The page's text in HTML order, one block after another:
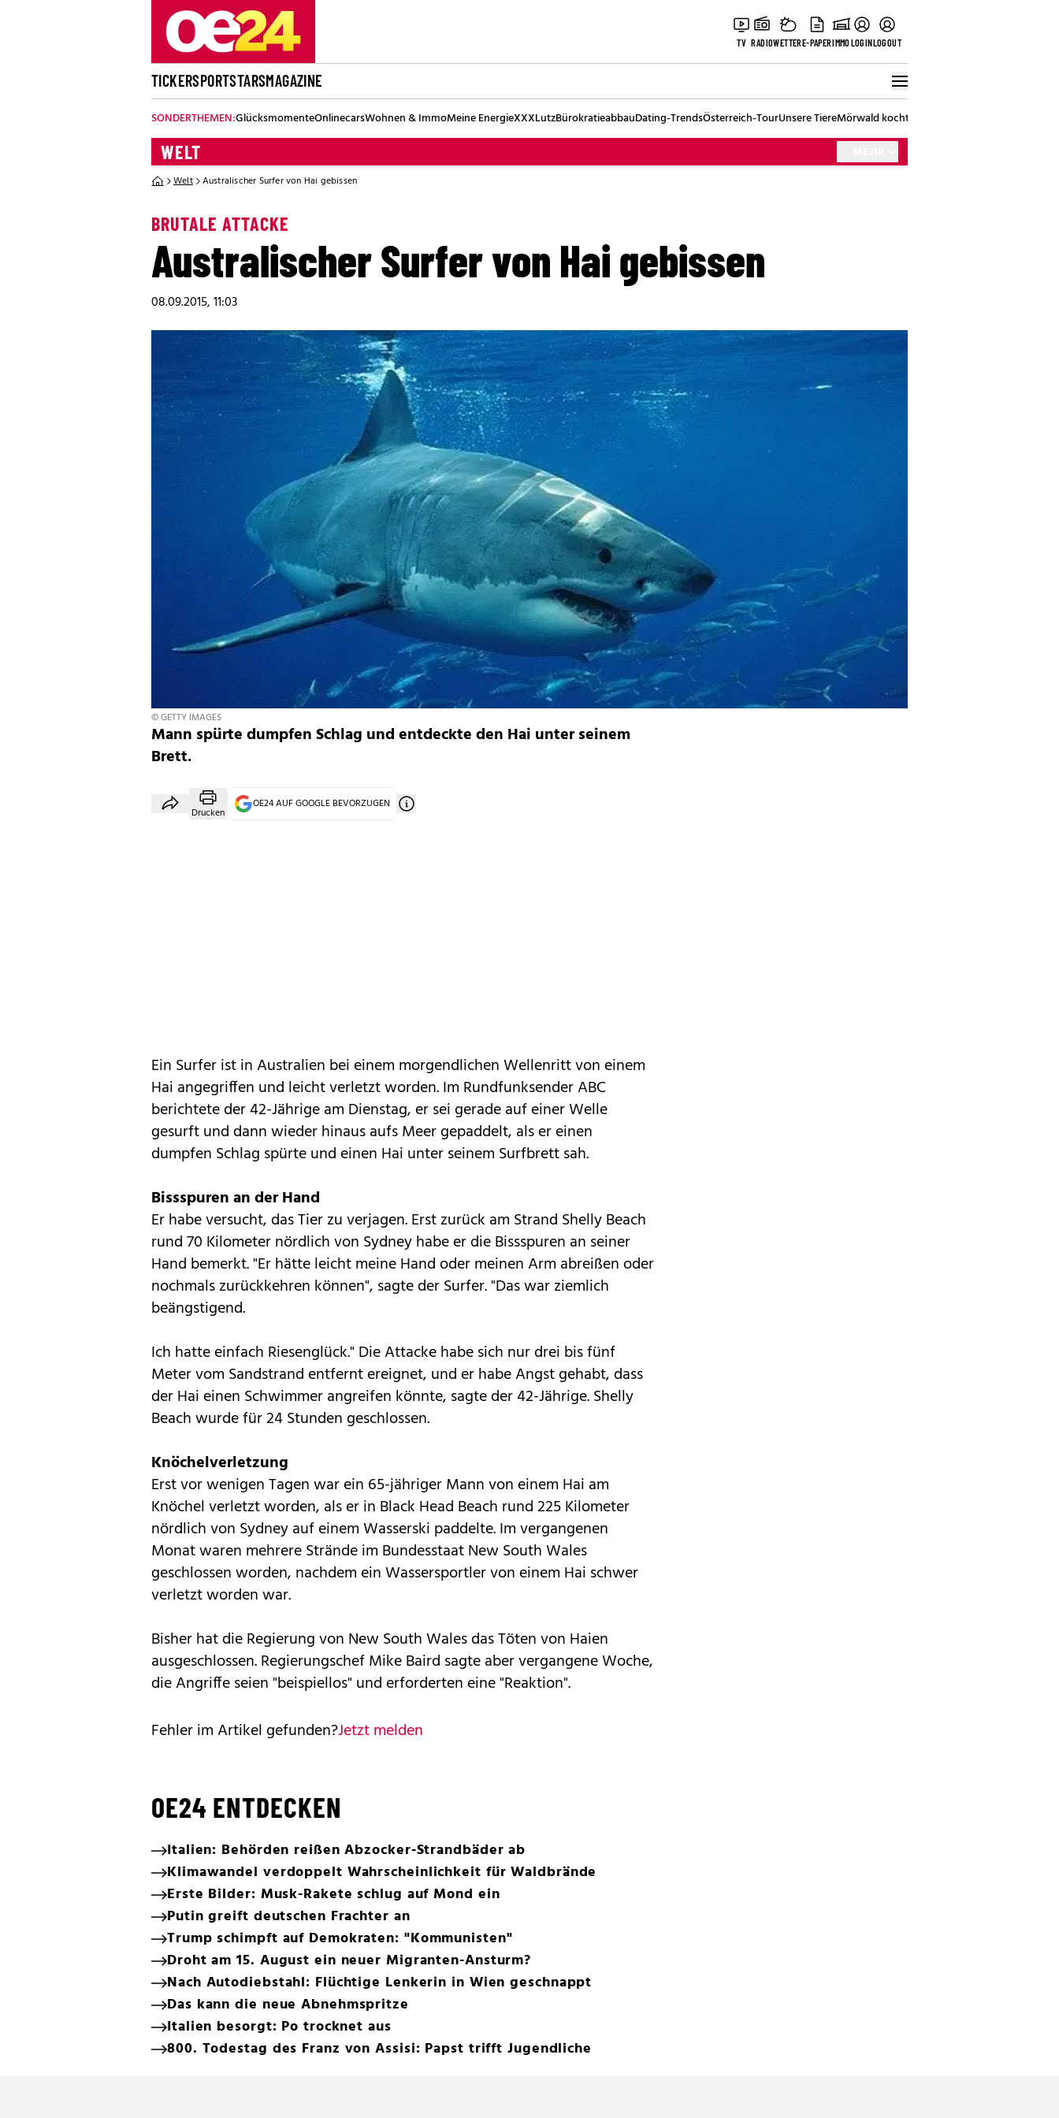
TV RADIOWETTERE-PAPERIMMOLOGINLOGOUT
TICKERSPORTSTARSMAGAZINE
SONDERTHEMEN:GlücksmomenteOnlinecarsWohnen & ImmoMeine EnergieXXXLutzBürokratieabbauDating-TrendsÖsterreich-TourUnsere TiereMörwald kocht
WELT
Welt Australischer Surfer von Hai gebissen
BRUTALE ATTACKE
Australischer Surfer von Hai gebissen
08.09.2015, 11:03
© GETTY IMAGES
Mann spürte dumpfen Schlag und entdeckte den Hai unter seinem
Brett.
Drucken
OE24 AUF GOOGLE BEVORZUGEN
Ein Surfer ist in Australien bei einem morgendlichen Wellenritt von einem
Hai angegriffen und leicht verletzt worden. Im Rundfunksender ABC
berichtete der 42-Jährige am Dienstag, er sei gerade auf einer Welle
gesurft und dann wieder hinaus aufs Meer gepaddelt, als er einen
dumpfen Schlag spürte und einen Hai unter seinem Surfbrett sah.
Bissspuren an der Hand
Er habe versucht, das Tier zu verjagen. Erst zurück am Strand Shelly Beach
rund 70 Kilometer nördlich von Sydney habe er die Bissspuren an seiner
Hand bemerkt. "Er hätte leicht meine Hand oder meinen Arm abreißen oder
nochmals zurückkehren können", sagte der Surfer. "Das war ziemlich
beängstigend.
Ich hatte einfach Riesenglück." Die Attacke habe sich nur drei bis fünf
Meter vom Sandstrand entfernt ereignet, und er habe Angst gehabt, dass
der Hai einen Schwimmer angreifen könnte, sagte der 42-Jährige. Shelly
Beach wurde für 24 Stunden geschlossen.
Knöchelverletzung
Erst vor wenigen Tagen war ein 65-jähriger Mann von einem Hai am
Knöchel verletzt worden, als er in Black Head Beach rund 225 Kilometer
nördlich von Sydney auf einem Wasserski paddelte. Im vergangenen
Monat waren mehrere Strände im Bundesstaat New South Wales
geschlossen worden, nachdem ein Wassersportler von einem Hai schwer
verletzt worden war.
Bisher hat die Regierung von New South Wales das Töten von Haien
ausgeschlossen. Regierungschef Mike Baird sagte aber vergangene Woche,
die Angriffe seien "beispiellos" und erforderten eine "Reaktion".
Fehler im Artikel gefunden?Jetzt melden
OE24 ENTDECKEN
Italien: Behörden reißen Abzocker-Strandbäder ab
Klimawandel verdoppelt Wahrscheinlichkeit für Waldbrände
Erste Bilder: Musk-Rakete schlug auf Mond ein
Putin greift deutschen Frachter an
Trump schimpft auf Demokraten: "Kommunisten"
Droht am 15. August ein neuer Migranten-Ansturm?
Nach Autodiebstahl: Flüchtige Lenkerin in Wien geschnappt
Das kann die neue Abnehmspritze
Italien besorgt: Po trocknet aus
800. Todestag des Franz von Assisi: Papst trifft Jugendliche